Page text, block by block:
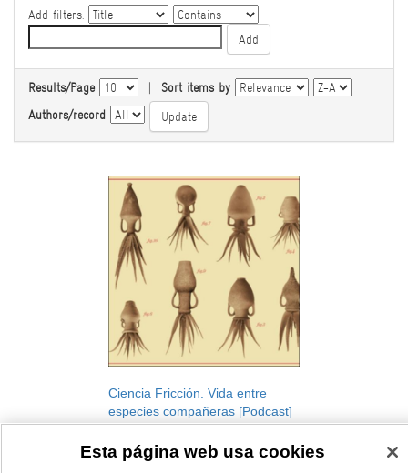
Add filters:
Results/Page | Sort items by
Authors/record
Ciencia Fricción. Vida entre
especies compañeras [Podcast]
2022
Esta página web usa cookies